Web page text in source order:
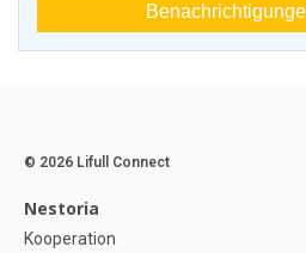
© 2026 Lifull Connect
Nestoria
Kooperation